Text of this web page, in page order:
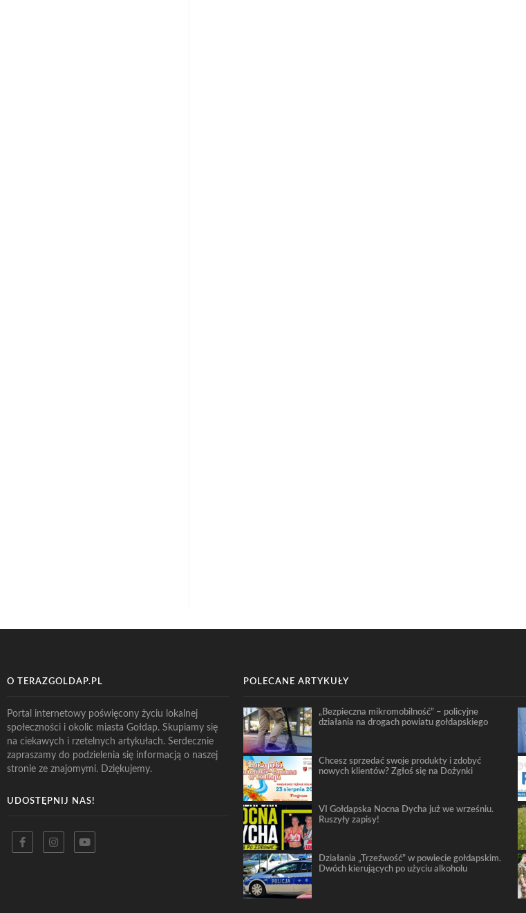
O TERAZGOLDAP.PL
Portal internetowy poświęcony życiu lokalnej
społeczności i okolic miasta Gołdap. Skupiamy się
na ciekawych i rzetelnych artykułach. Serdecznie
zapraszamy do podzielenia się informacją o naszej
stronie ze znajomymi. Dziękujemy.
UDOSTĘPNIJ NAS!
POLECANE ARTYKUŁY
„Bezpieczna mikromobilność” – policyjne
działania na drogach powiatu gołdapskiego
Chcesz sprzedać swoje produkty i zdobyć
nowych klientów? Zgłoś się na Dożynki
VI Gołdapska Nocna Dycha już we wrześniu.
Ruszyły zapisy!
Działania „Trzeźwość” w powiecie gołdapskim.
Dwóch kierujących po użyciu alkoholu